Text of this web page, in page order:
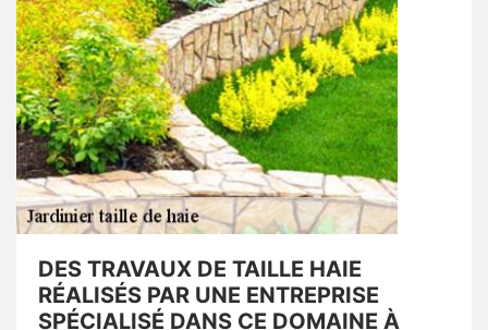
DES TRAVAUX DE TAILLE HAIE
RÉALISÉS PAR UNE ENTREPRISE
SPÉCIALISÉ DANS CE DOMAINE À